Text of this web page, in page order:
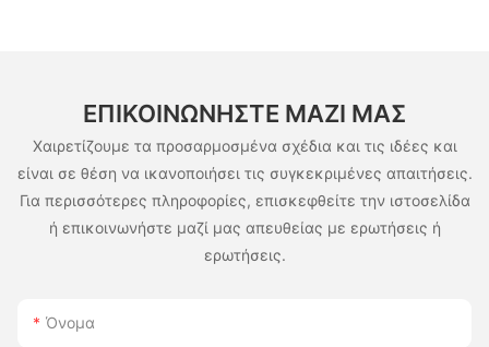
ΕΠΙΚΟΙΝΩΝΉΣΤΕ ΜΑΖΊ ΜΑΣ
Χαιρετίζουμε τα προσαρμοσμένα σχέδια και τις ιδέες και
είναι σε θέση να ικανοποιήσει τις συγκεκριμένες απαιτήσεις.
Για περισσότερες πληροφορίες, επισκεφθείτε την ιστοσελίδα
ή επικοινωνήστε μαζί μας απευθείας με ερωτήσεις ή
ερωτήσεις.
Όνομα